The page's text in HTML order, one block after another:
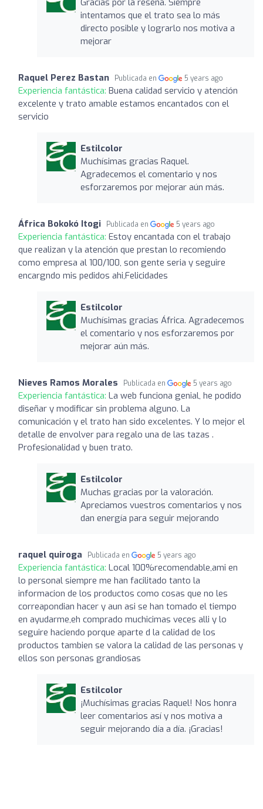
intentamos que el trato sea lo más
directo posible y lograrlo nos motiva a
mejorar
Raquel Perez Bastan Publicada en 5 years ago
Experiencia fantástica: Buena calidad servicio y atención
excelente y trato amable estamos encantados con el
servicio
Estilcolor
Muchísimas gracias Raquel.
Agradecemos el comentario y nos
esforzaremos por mejorar aún más.
África Bokokó Itogi Publicada en 5 years ago
Experiencia fantástica: Estoy encantada con el trabajo
que realizan y la atención que prestan lo recomiendo
como empresa al 100/100, son gente seria y seguire
encargndo mis pedidos ahi,Felicidades
Estilcolor
Muchísimas gracias África. Agradecemos
el comentario y nos esforzaremos por
mejorar aún más.
Nieves Ramos Morales Publicada en 5 years ago
Experiencia fantástica: La web funciona genial, he podido
diseñar y modificar sin problema alguno. La
comunicación y el trato han sido excelentes. Y lo mejor el
detalle de envolver para regalo una de las tazas .
Profesionalidad y buen trato.
Estilcolor
Muchas gracias por la valoración.
Apreciamos vuestros comentarios y nos
dan energía para seguir mejorando
raquel quiroga Publicada en 5 years ago
Experiencia fantástica: Local 100%recomendable,ami en
lo personal siempre me han facilitado tanto la
informacion de los productos como cosas que no les
correapondian hacer y aun asi se han tomado el tiempo
en ayudarme,eh comprado muchicimas veces alli y lo
seguire haciendo porque aparte d la calidad de los
productos tambien se valora la calidad de las personas y
ellos son personas grandiosas
Estilcolor
¡Muchísimas gracias Raquel! Nos honra
leer comentarios así y nos motiva a
seguir mejorando día a día. ¡Gracias!